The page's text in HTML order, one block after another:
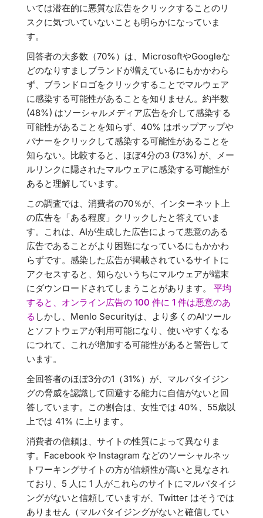
いては潜在的に悪質な広告をクリックすることのリ
スクに気づいていないことも明らかになっていま
す。
回答者の大多数（70%）は、MicrosoftやGoogleな
どのなりすましブランドが増えているにもかかわら
ず、ブランドロゴをクリックすることでマルウェア
に感染する可能性があることを知りません。約半数
(48%) はソーシャルメディア広告を介して感染する
可能性があることを知らず、40% はポップアップや
バナーをクリックして感染する可能性があることを
知らない。比較すると、ほぼ4分の3 (73%) が、メー
ルリンクに隠されたマルウェアに感染する可能性が
あると理解しています。
この調査では、消費者の70％が、インターネット上
の広告を「ある程度」クリックしたと答えていま
す。これは、AIが生成した広告によって悪意のある
広告であることがより困難になっているにもかかわ
らずです。感染した広告が掲載されているサイトに
アクセスすると、知らないうちにマルウェアが端末
にダウンロードされてしまうことがあります。 平均
すると、オンライン広告の 100 件に 1 件は悪意のあ
る しかし、Menlo Securityは、より多くのAIツール
とソフトウェアが利用可能になり、使いやすくなる
につれて、これが増加する可能性があると警告して
います。
全回答者のほぼ3分の1（31%）が、マルバタイジン
グの脅威を認識して回避する能力に自信がないと回
答しています。この割合は、女性では 40%、55歳以
上では 41% に上ります。
消費者の信頼は、サイトの性質によって異なりま
す。Facebook や Instagram などのソーシャルネッ
トワーキングサイトの方が信頼性が高いと見なされ
ており、5 人に 1 人がこれらのサイトにマルバタイジ
ングがないと信頼していますが、Twitter はそうでは
ありません（マルバタイジングがないと確信してい